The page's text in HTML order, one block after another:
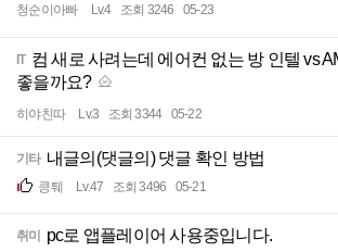
청순이아빠 Lv.4 조회 3246 05-23
IT 컴 새로 사려는데 에어컨 없는 방 인텔 vs
좋을까요?
히야친따 Lv.3 조회 3344 05-22
기타 내글의(댓글의) 댓글 확인 방법
킁퉤 Lv.47 조회 3496 05-21
취미 pc로 앱플레이어 사용중입니다.